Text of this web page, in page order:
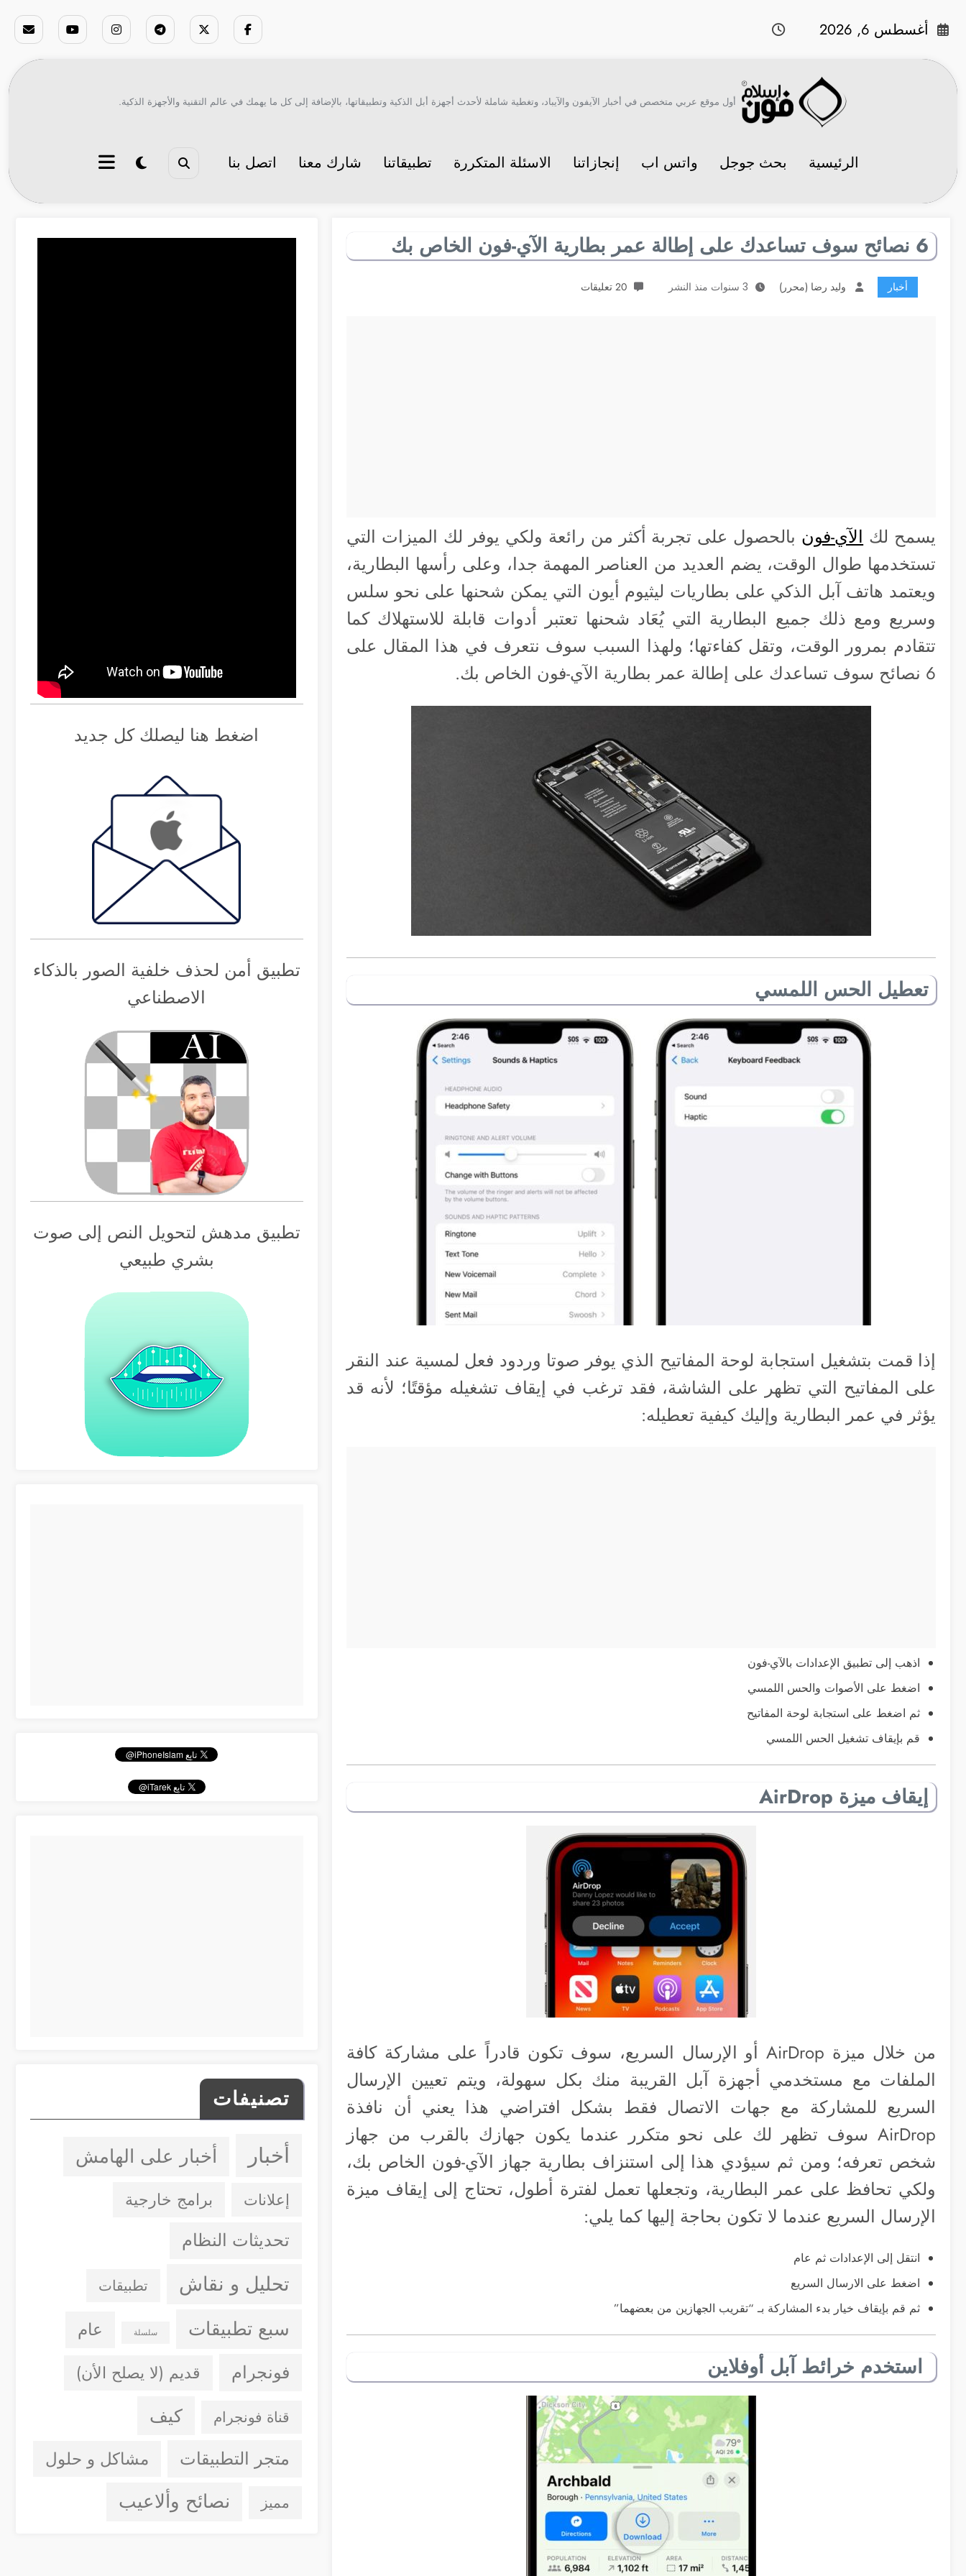
أغسطس 6, 2026
أول موقع عربي متخصص في أخبار الآيفون والآيباد، وتغطية شاملة لأحدث أجهزة أبل الذكية وتطبيقاتها، بالإضافة إلى كل ما يهمك في عالم التقنية والأجهزة الذكية.
الرئيسية بحث جوجل واتس اب إنجازاتنا الاسئلة المتكررة تطبيقاتنا شارك معنا اتصل بنا
6 نصائح سوف تساعدك على إطالة عمر بطارية الآي-فون الخاص بك
أخبار وليد رضا (محرر) 3 سنوات منذ النشر 20 تعليقات
يسمح لك الآي-فون بالحصول على تجربة أكثر من رائعة ولكي يوفر لك الميزات التي
تستخدمها طوال الوقت، يضم العديد من العناصر المهمة جدا، وعلى رأسها البطارية،
ويعتمد هاتف آبل الذكي على بطاريات ليثيوم أيون التي يمكن شحنها على نحو سلس
وسريع ومع ذلك جميع البطارية التي يُعَاد شحنها تعتبر أدوات قابلة للاستهلاك كما
تتقادم بمرور الوقت، وتقل كفاءتها؛ ولهذا السبب سوف نتعرف في هذا المقال على
6 نصائح سوف تساعدك على إطالة عمر بطارية الآي-فون الخاص بك.
تعطيل الحس اللمسي
إذا قمت بتشغيل استجابة لوحة المفاتيح الذي يوفر صوتا وردود فعل لمسية عند النقر
على المفاتيح التي تظهر على الشاشة، فقد ترغب في إيقاف تشغيله مؤقتًا؛ لأنه قد
يؤثر في عمر البطارية وإليك كيفية تعطيله:
اذهب إلى تطبيق الإعدادات بالآي-فون
اضغط على الأصوات والحس اللمسي
ثم اضغط على استجابة لوحة المفاتيح
قم بإيقاف تشغيل الحس اللمسي
إيقاف ميزة AirDrop
من خلال ميزة AirDrop أو الإرسال السريع، سوف تكون قادراً على مشاركة كافة
الملفات مع مستخدمي أجهزة آبل القريبة منك بكل سهولة، ويتم تعيين الإرسال
السريع للمشاركة مع جهات الاتصال فقط بشكل افتراضي هذا يعني أن نافذة
AirDrop سوف تظهر لك على نحو متكرر عندما يكون جهازك بالقرب من جهاز
شخص تعرفه؛ ومن ثم سيؤدي هذا إلى استنزاف بطارية جهاز الآي-فون الخاص بك،
ولكي تحافظ على عمر البطارية، وتجعلها تعمل لفترة أطول، تحتاج إلى إيقاف ميزة
الإرسال السريع عندما لا تكون بحاجة إليها كما يلي:
انتقل إلى الإعدادات ثم عام
اضغط على الارسال السريع
ثم قم بإيقاف خيار بدء المشاركة بـ “تقريب الجهازين من بعضهما”
استخدم خرائط آبل أوفلاين
اضغط هنا ليصلك كل جديد
تطبيق أمن لحذف خلفية الصور بالذكاء
الاصطناعي
تطبيق مدهش لتحويل النص إلى صوت
بشري طبيعي
تصنيفات
أخبار أخبار على الهامش
إعلانات برامج خارجية
تحديثات النظام
تحليل و نقاش تطبيقات
سبع تطبيقات سلسلة عام
فونجرام قديم (لا يصلح الأن)
قناة فونجرام كيف
متجر التطبيقات مشاكل و حلول
مميز نصائح وألاعيب